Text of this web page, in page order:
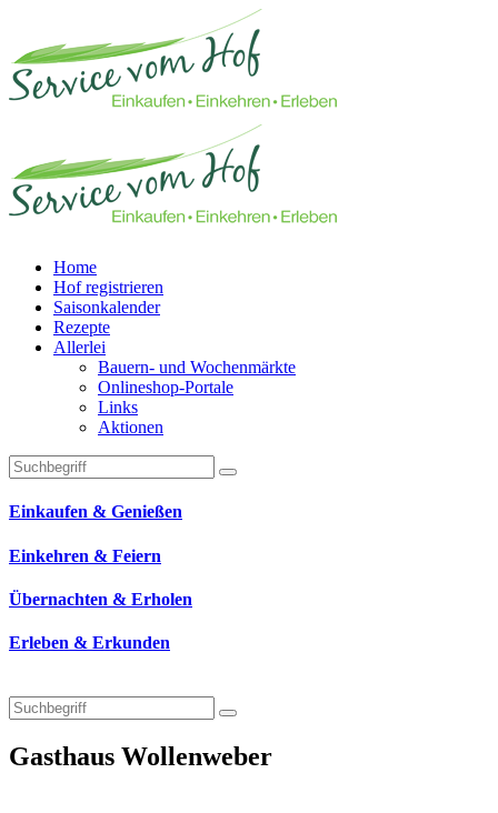
Home
Hof registrieren
Saisonkalender
Rezepte
Allerlei
Bauern- und Wochenmärkte
Onlineshop-Portale
Links
Aktionen
Technisches Feld: Suchfeld
Technisches Feld: Suchbutton
Suche absenden
Einkaufen & Genießen
Einkehren & Feiern
Übernachten & Erholen
Erleben & Erkunden
Gasthaus Wollenweber